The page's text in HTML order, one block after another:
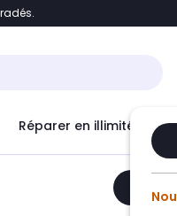
Accéder directement
Réparer en illimité avec